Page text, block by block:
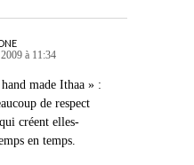
à 11:34
made Ithaa » :
de respect
créent elles-
en temps.